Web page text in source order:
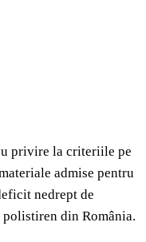
privire la criteriile pe
admise pentru
nedrept de
din România.